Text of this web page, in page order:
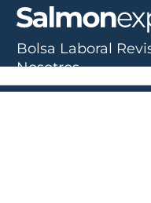
Bolsa Laboral
Nosotros